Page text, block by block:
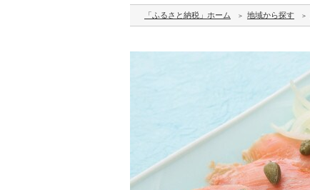
「ふるさと納税」ホーム 地域から探す